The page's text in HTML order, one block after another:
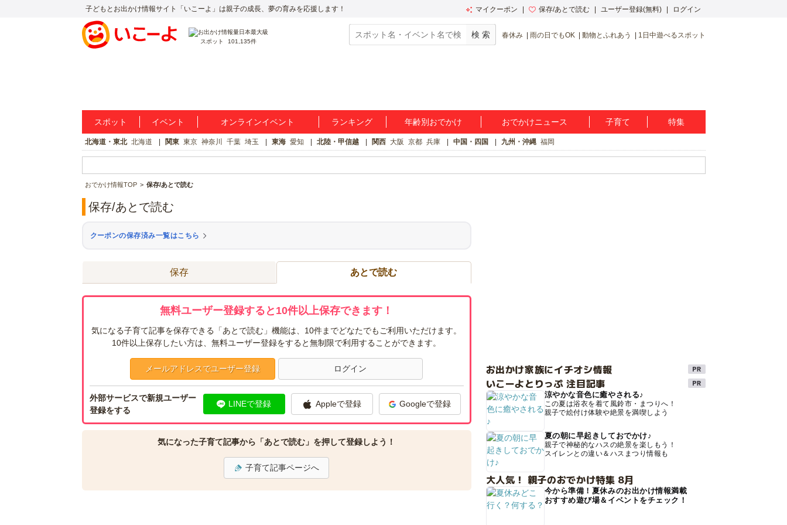
子どもとお出かけ情報サイト「いこーよ」は親子の成長、夢の育みを応援します！ マイクーポン 保存/あとで読む ユーザー登録(無料) ログイン
スポット 101,135件
春休み 雨の日でもOK 動物とふれあう 1日中遊べるスポット
スポット イベント オンラインイベント ランキング 年齢別おでかけ おでかけニュース 子育て 特集
北海道・東北 北海道 関東 東京 神奈川 千葉 埼玉 東海 愛知 北陸・甲信越 関西 大阪 京都 兵庫 中国・四国 九州・沖縄 福岡
おでかけ情報TOP 保存/あとで読む
保存/あとで読む
クーポンの保存済み一覧はこちら
保存 あとで読む
無料ユーザー登録すると10件以上保存できます！
気になる子育て記事を保存できる「あとで読む」機能は、10件までどなたでもご利用いただけます。
10件以上保存したい方は、無料ユーザー登録をすると無制限で利用することができます。
メールアドレスでユーザー登録 ログイン
外部サービスで新規ユーザー
登録をする
LINEで登録 Appleで登録 Googleで登録
気になった子育て記事から「あとで読む」を押して登録しよう！
子育て記事ページへ
お出かけ家族にイチオシ情報
いこーよとりっぷ 注目記事
涼やかな音色に癒やされる♪
この夏は浴衣を着て風鈴市・まつりへ！
親子で絵付け体験や絶景を満喫しよう
夏の朝に早起きしておでかけ♪
親子で神秘的なハスの絶景を楽しもう！
スイレンとの違い＆ハスまつり情報も
大人気！ 親子のおでかけ特集 8月
今から準備！夏休みのお出かけ情報満載
おすすめ遊び場＆イベントをチェック！